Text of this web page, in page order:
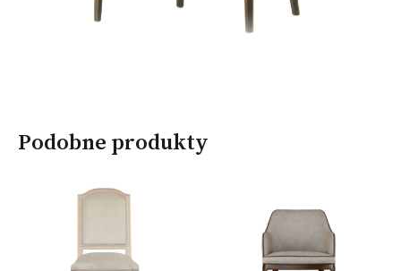
Podobne produkty